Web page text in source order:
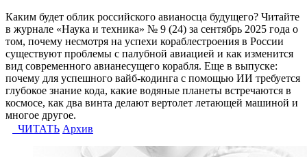
Каким будет облик российского авианосца будущего? Читайте
в журнале «Наука и техника» № 9 (24) за сентябрь 2025 года о
том, почему несмотря на успехи кораблестроения в России
существуют проблемы с палубной авиацией и как изменится
вид современного авианесущего корабля. Еще в выпуске:
почему для успешного вайб-кодинга с помощью ИИ требуется
глубокое знание кода, какие водяные планеты встречаются в
космосе, как два винта делают вертолет летающей машиной и
многое другое.
ЧИТАТЬ Архив